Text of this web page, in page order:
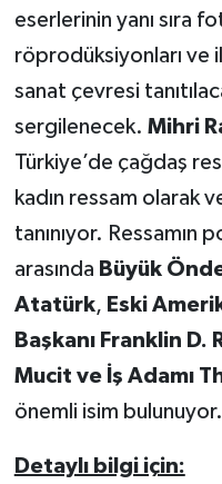
eserlerinin yanı sıra
röprodüksiyonları ve
sanat çevresi
sergilenecek. Mihri
Türkiye’de çağdaş
kadın ressam olarak
tanınıyor. Ressamın
arasında Büyük
Atatürk, Eski
Başkanı Franklin D.
Mucit ve İş Adamı
önemli isim bulunuyor.
Detaylı bilgi için: